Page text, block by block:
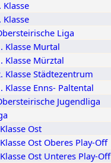
Klasse
Klasse
Liga
Klasse Murtal
Klasse Mürztal
Klasse Städtezentrum
Klasse Enns- Paltental
Jugendliga
Ost
Ost Oberes Play-Off
Ost Unteres Play-Off